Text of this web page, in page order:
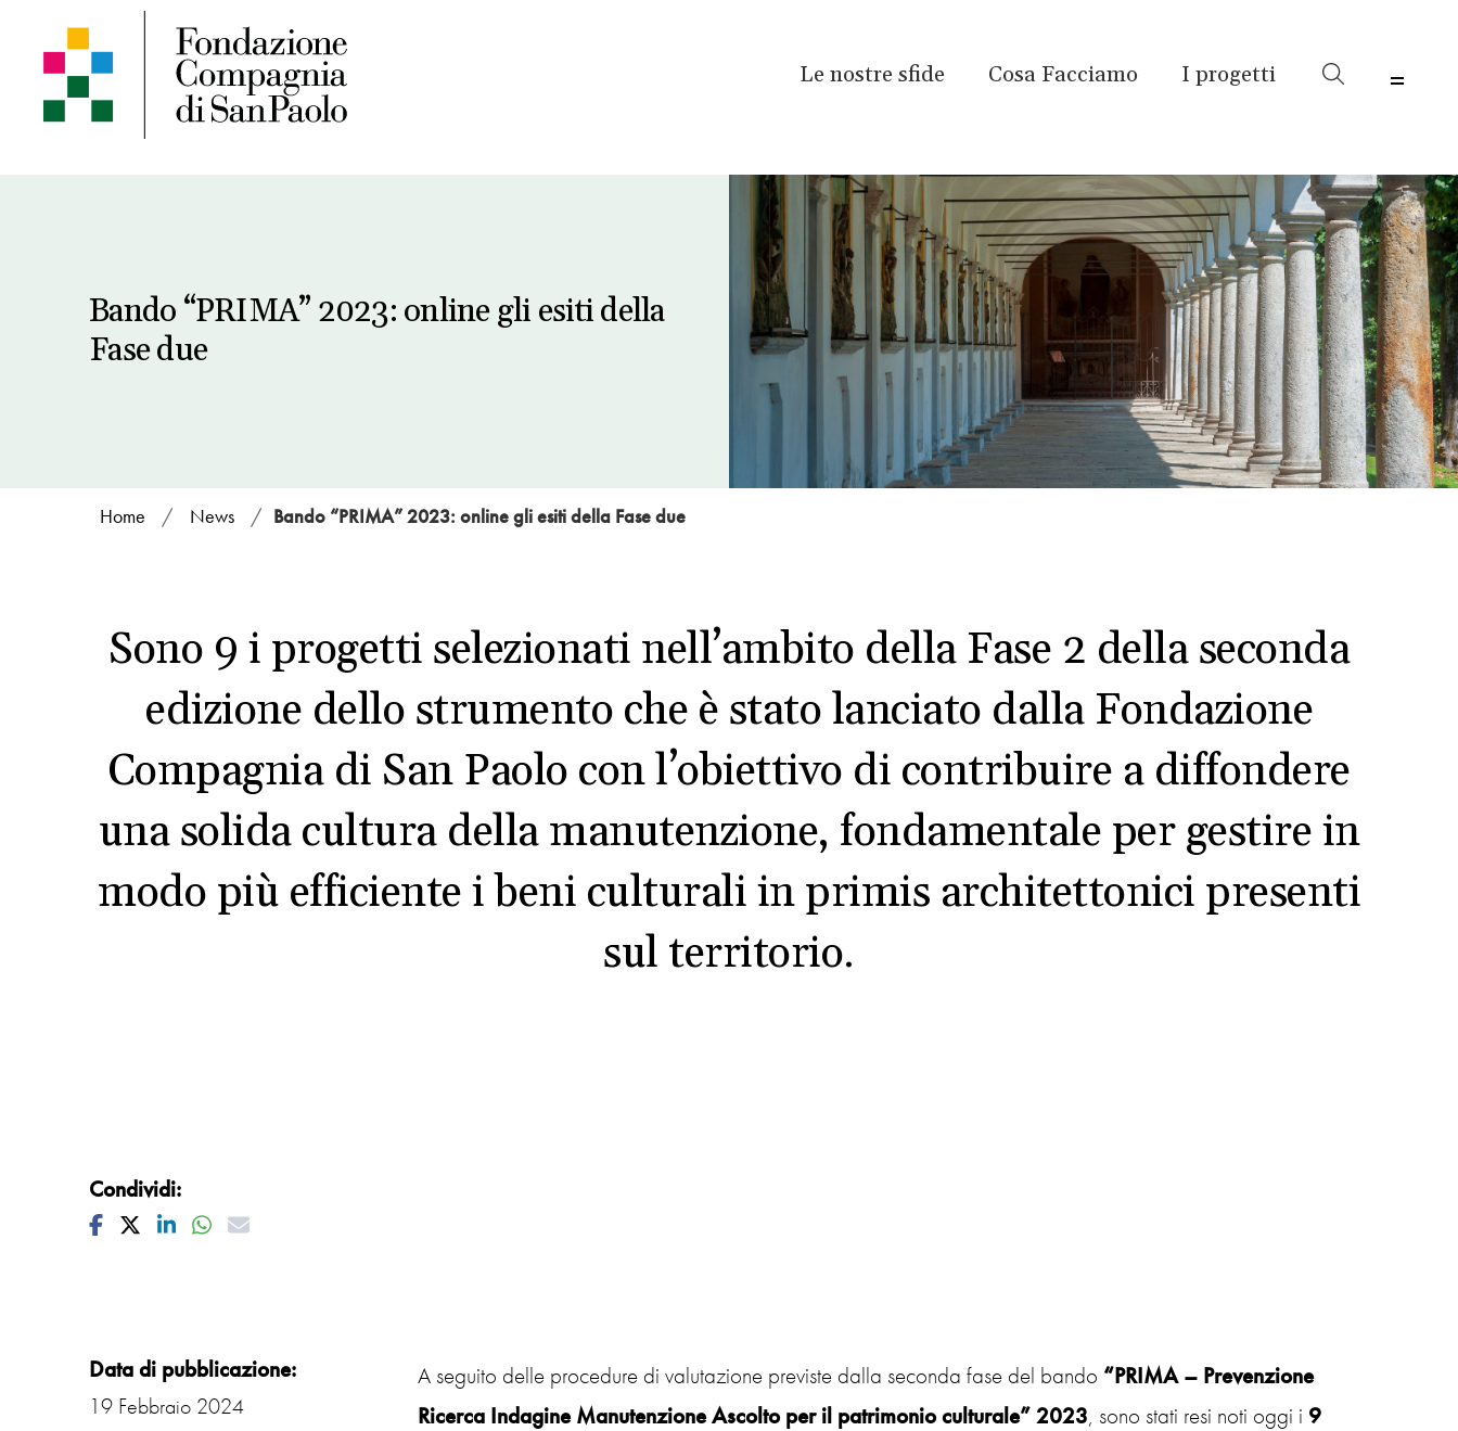
Le nostre sfide Cosa Facciamo I progetti
Bando “PRIMA” 2023: online gli esiti della
Fase due
Home / News / Bando “PRIMA” 2023: online gli esiti della Fase due
Sono 9 i progetti selezionati nell’ambito della Fase 2 della seconda
edizione dello strumento che è stato lanciato dalla Fondazione
Compagnia di San Paolo con l’obiettivo di contribuire a diffondere
una solida cultura della manutenzione, fondamentale per gestire in
modo più efficiente i beni culturali in primis architettonici presenti
sul territorio.
Condividi:
Facebook
TwitterLinkedinWhatsapp
Mail
Data di pubblicazione:
19 Febbraio 2024
A seguito delle procedure di valutazione previste dalla seconda fase del bando “PRIMA – Prevenzione
Ricerca Indagine Manutenzione Ascolto per il patrimonio culturale” 2023, sono stati resi noti oggi i 9